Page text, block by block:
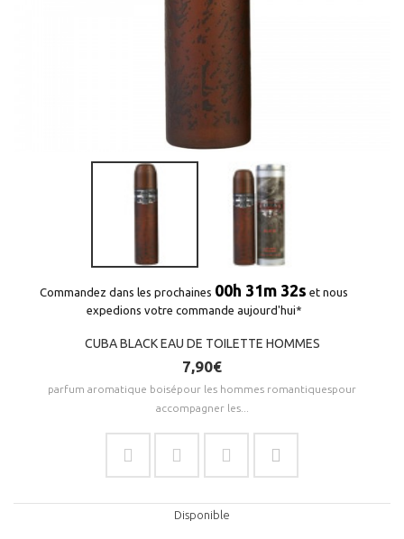
Commandez dans les prochaines 00h 31m 32s et nous
expedions votre commande aujourd'hui*
CUBA BLACK EAU DE TOILETTE HOMMES
7,90€
parfum aromatique boisépour les hommes romantiquespour
accompagner les...
Disponible